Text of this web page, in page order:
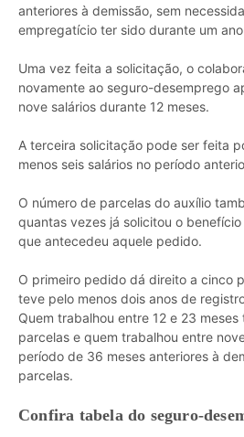
anteriores à demissão, sem
empregatício ter sido durante um
Uma vez feita a solicitação, o
novamente ao seguro-desemprego
nove salários durante 12 meses.
A terceira solicitação pode ser feita
menos seis salários no período
O número de parcelas do auxílio
quantas vezes já solicitou o
que antecedeu aquele pedido.
O primeiro pedido dá direito a cinco
teve pelo menos dois anos de
Quem trabalhou entre 12 e 23
parcelas e quem trabalhou entre
período de 36 meses anteriores à
parcelas.
Confira tabela do seguro-